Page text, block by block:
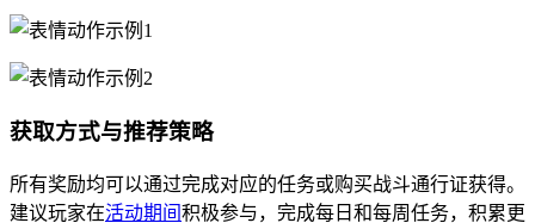
获取方式与推荐策略
所有奖励均可以通过完成对应的任务或购买战斗通行证获得。
建议玩家在活动期间积极参与，完成每日和每周任务，积累更